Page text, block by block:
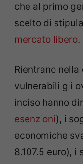
che al primo
scelto di
mercato libero.
Rientrano
vulnerabili gli
inciso hanno
esenzioni), i
economiche
8.107.5 euro), i